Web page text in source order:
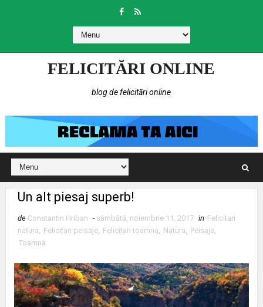
FELICITĂRI ONLINE
blog de felicitări online
Un alt piesaj superb!
de Constantin Hriban - sâmbătă, noiembrie 11, 2017 in Felicitari
natura, Felicitari peisaje, Felicitari toamna, Natura, Peisaje,
Toamna